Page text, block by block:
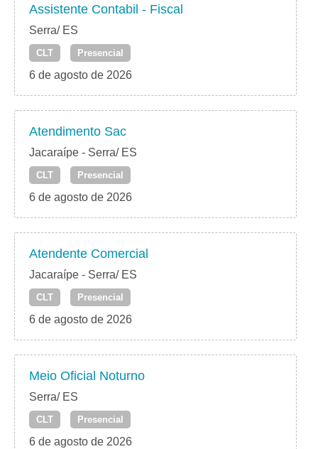
Assistente Contabil - Fiscal
Serra/ ES
CLT Presencial
6 de agosto de 2026
Atendimento Sac
Jacaraípe - Serra/ ES
CLT Presencial
6 de agosto de 2026
Atendente Comercial
Jacaraípe - Serra/ ES
CLT Presencial
6 de agosto de 2026
Meio Oficial Noturno
Serra/ ES
CLT Presencial
6 de agosto de 2026